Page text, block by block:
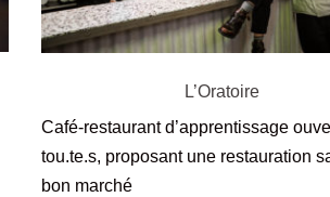
L’Oratoire
Café-restaurant d’apprentissage
tou.te.s, proposant une restauration
bon marché